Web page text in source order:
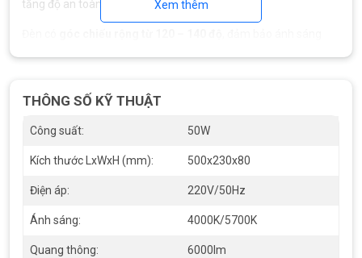
tăng độ an toàn khi di chuyển.Xem thêm
THÔNG SỐ KỸ THUẬT
Công suất: 50W
Kích thước LxWxH (mm): 500x230x80
Điện áp: 220V/50Hz
Ánh sáng: 4000K/5700K
Quang thông: 6000lm